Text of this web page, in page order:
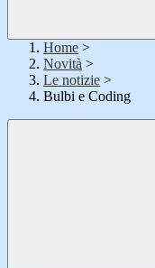
Home >
Novità >
Le notizie >
Bulbi e Coding